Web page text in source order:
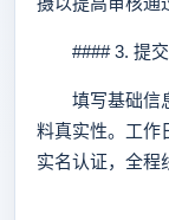
#### 3. 提交
填写基础信息
料真实性。工作
实名认证，全程